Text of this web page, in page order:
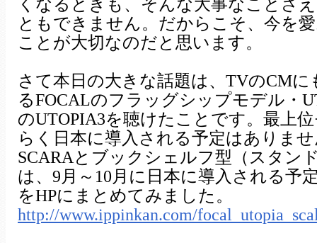
くなるときも、そんな大事なことさ
ともできません。だからこそ、今を
ことが大切なのだと思います。
さて本日の大きな話題は、TVのCM
るFOCALのフラッグシップモデル・
のUTOPIA3を聴けたことです。最上
らく日本に導入される予定はありま
SCARAとブックシェルフ型（スタン
は、9月～10月に日本に導入される予
をHPにまとめてみました。
http://www.ippinkan.com/